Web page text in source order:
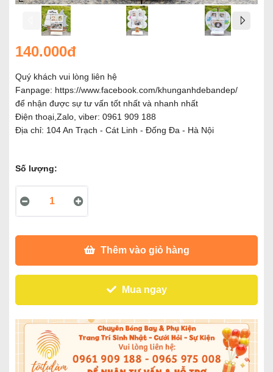
140.000đ
Quý khách vui lòng liên hệ
Fanpage: https://www.facebook.com/khunganhdebandep/
để nhận được sự tư vấn tốt nhất và nhanh nhất
Điện thoại,Zalo, viber: 0961 909 188
Địa chỉ: 104 An Trạch - Cát Linh - Đống Đa - Hà Nội
Số lượng:
Thêm vào giỏ hàng
Mua ngay